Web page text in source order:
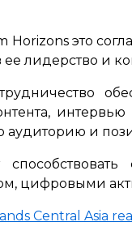
Horizons это
лидерство и
аудиторию и
цифровыми
Central Asia